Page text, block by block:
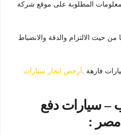
المطلوبة على موقع شركة
حيث الالتزام والدقة والانضباط
فارهة . أرخص ايجار سيارات
– سيارات دفع
مصر :